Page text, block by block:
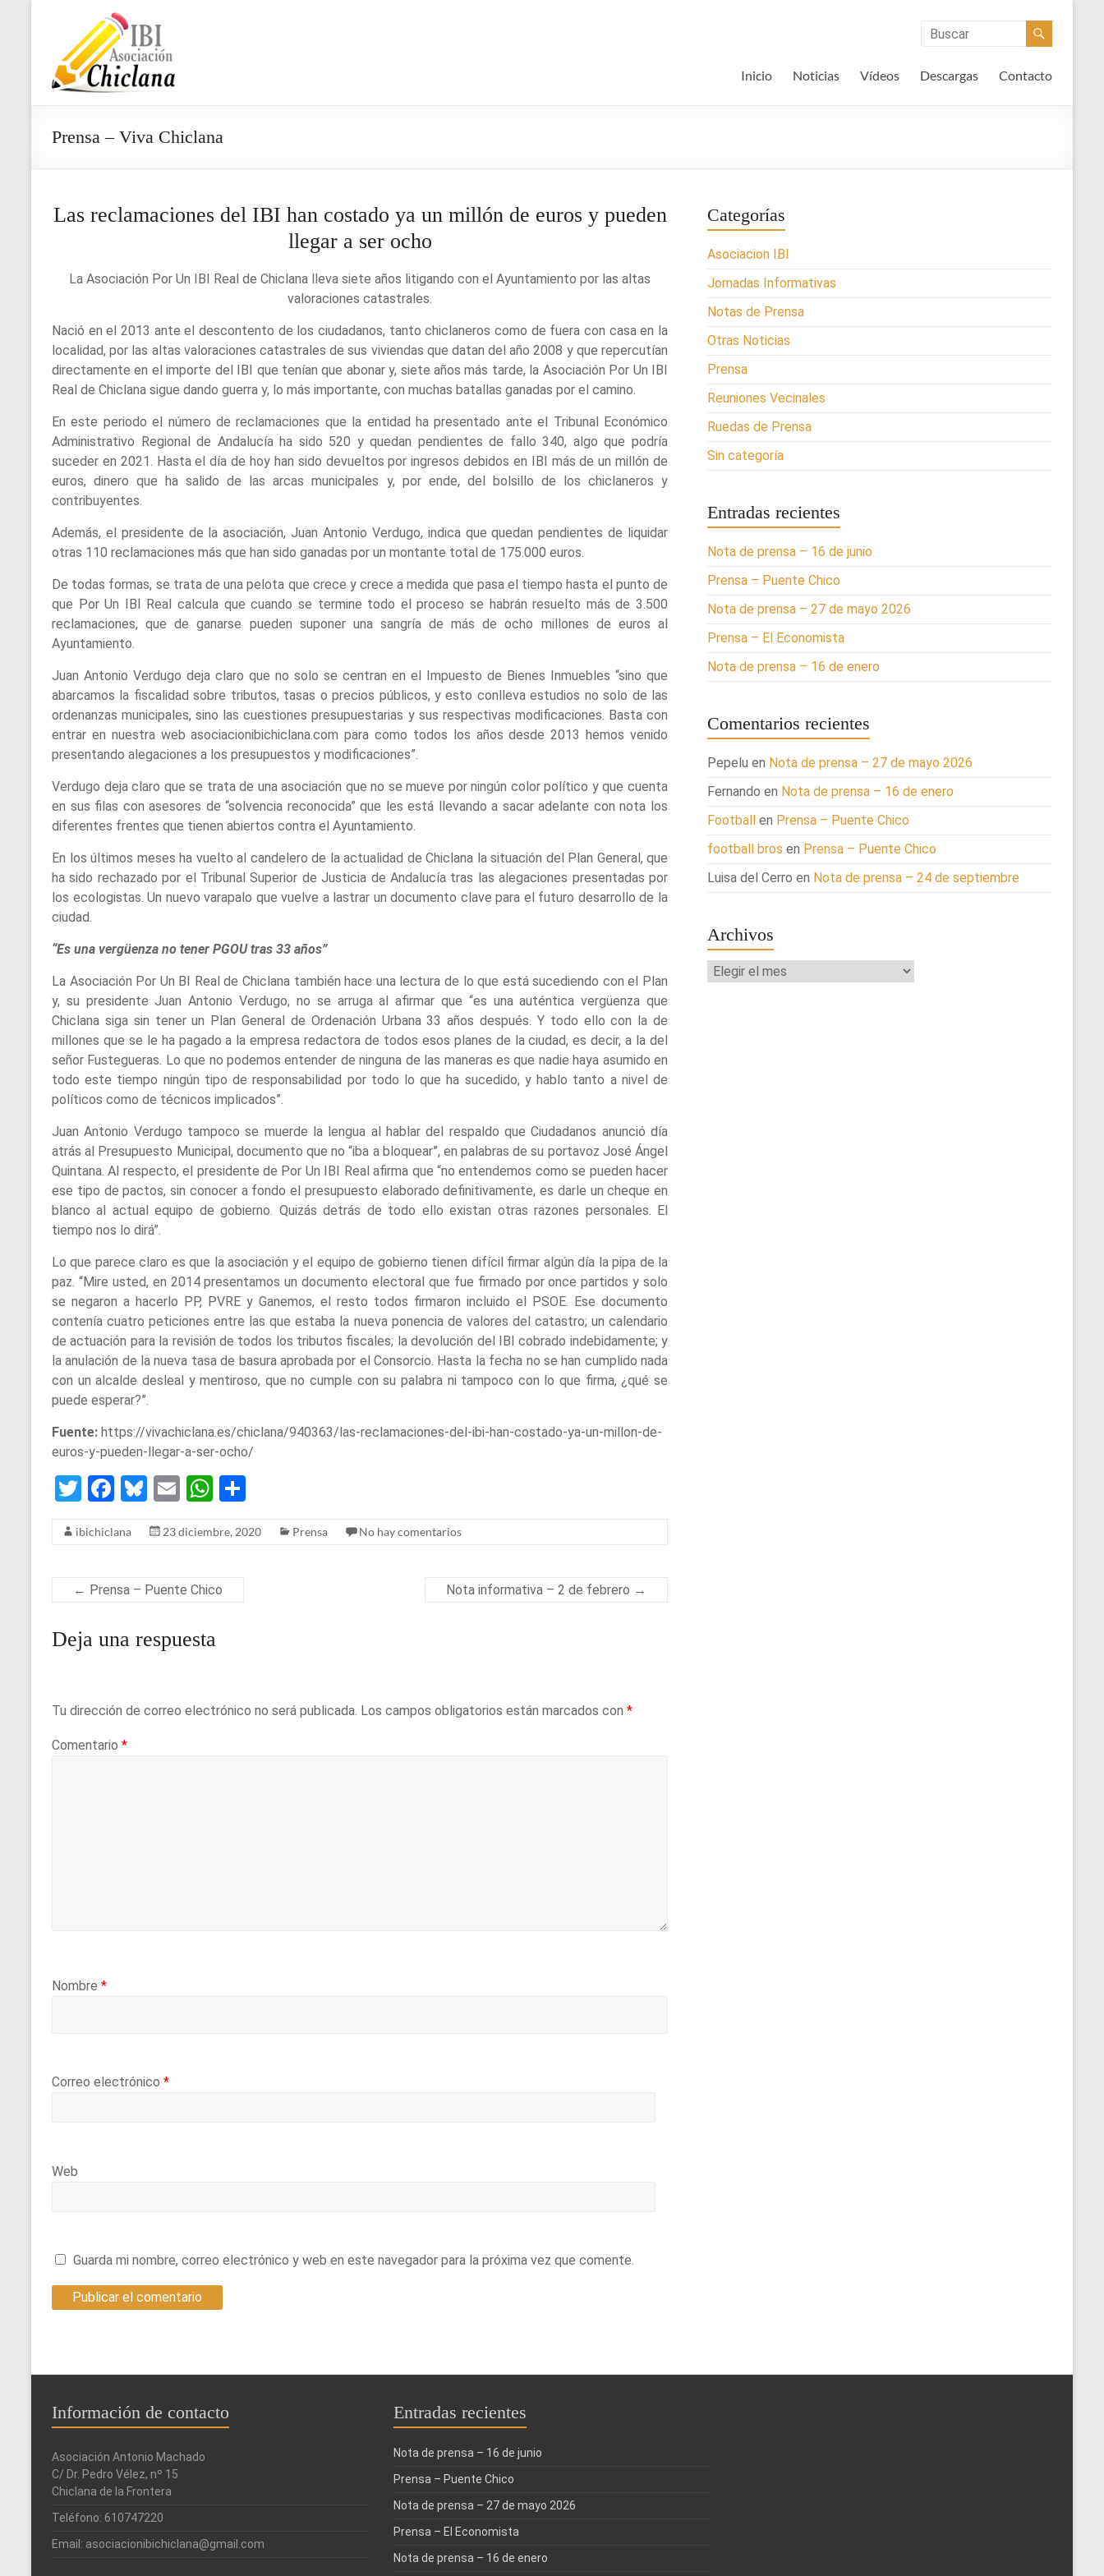
contenidoAsociación
IBI
Chiclana
Inicio Noticias Vídeos Descargas Contacto
Prensa – Viva Chiclana
Las reclamaciones del IBI han costado ya un millón de euros y pueden
llegar a ser ocho
La Asociación Por Un IBI Real de Chiclana lleva siete años litigando con el Ayuntamiento por las altas
valoraciones catastrales.
Nació en el 2013 ante el descontento de los ciudadanos, tanto chiclaneros como de fuera con casa en la
localidad, por las altas valoraciones catastrales de sus viviendas que datan del año 2008 y que repercutían
directamente en el importe del IBI que tenían que abonar y, siete años más tarde, la Asociación Por Un IBI
Real de Chiclana sigue dando guerra y, lo más importante, con muchas batallas ganadas por el camino.
En este periodo el número de reclamaciones que la entidad ha presentado ante el Tribunal Económico
Administrativo Regional de Andalucía ha sido 520 y quedan pendientes de fallo 340, algo que podría
suceder en 2021. Hasta el día de hoy han sido devueltos por ingresos debidos en IBI más de un millón de
euros, dinero que ha salido de las arcas municipales y, por ende, del bolsillo de los chiclaneros y
contribuyentes.
Además, el presidente de la asociación, Juan Antonio Verdugo, indica que quedan pendientes de liquidar
otras 110 reclamaciones más que han sido ganadas por un montante total de 175.000 euros.
De todas formas, se trata de una pelota que crece y crece a medida que pasa el tiempo hasta el punto de
que Por Un IBI Real calcula que cuando se termine todo el proceso se habrán resuelto más de 3.500
reclamaciones, que de ganarse pueden suponer una sangría de más de ocho millones de euros al
Ayuntamiento.
Juan Antonio Verdugo deja claro que no solo se centran en el Impuesto de Bienes Inmuebles “sino que
abarcamos la fiscalidad sobre tributos, tasas o precios públicos, y esto conlleva estudios no solo de las
ordenanzas municipales, sino las cuestiones presupuestarias y sus respectivas modificaciones. Basta con
entrar en nuestra web asociacionibichiclana.com para como todos los años desde 2013 hemos venido
presentando alegaciones a los presupuestos y modificaciones”.
Verdugo deja claro que se trata de una asociación que no se mueve por ningún color político y que cuenta
en sus filas con asesores de “solvencia reconocida” que les está llevando a sacar adelante con nota los
diferentes frentes que tienen abiertos contra el Ayuntamiento.
En los últimos meses ha vuelto al candelero de la actualidad de Chiclana la situación del Plan General, que
ha sido rechazado por el Tribunal Superior de Justicia de Andalucía tras las alegaciones presentadas por
los ecologistas. Un nuevo varapalo que vuelve a lastrar un documento clave para el futuro desarrollo de la
ciudad.
“Es una vergüenza no tener PGOU tras 33 años”
La Asociación Por Un BI Real de Chiclana también hace una lectura de lo que está sucediendo con el Plan
y, su presidente Juan Antonio Verdugo, no se arruga al afirmar que “es una auténtica vergüenza que
Chiclana siga sin tener un Plan General de Ordenación Urbana 33 años después. Y todo ello con la de
millones que se le ha pagado a la empresa redactora de todos esos planes de la ciudad, es decir, a la del
señor Fustegueras. Lo que no podemos entender de ninguna de las maneras es que nadie haya asumido en
todo este tiempo ningún tipo de responsabilidad por todo lo que ha sucedido, y hablo tanto a nivel de
políticos como de técnicos implicados”.
Juan Antonio Verdugo tampoco se muerde la lengua al hablar del respaldo que Ciudadanos anunció día
atrás al Presupuesto Municipal, documento que no “iba a bloquear”, en palabras de su portavoz José Ángel
Quintana. Al respecto, el presidente de Por Un IBI Real afirma que “no entendemos como se pueden hacer
ese tipo de pactos, sin conocer a fondo el presupuesto elaborado definitivamente, es darle un cheque en
blanco al actual equipo de gobierno. Quizás detrás de todo ello existan otras razones personales. El
tiempo nos lo dirá”.
Lo que parece claro es que la asociación y el equipo de gobierno tienen difícil firmar algún día la pipa de la
paz. “Mire usted, en 2014 presentamos un documento electoral que fue firmado por once partidos y solo
se negaron a hacerlo PP, PVRE y Ganemos, el resto todos firmaron incluido el PSOE. Ese documento
contenía cuatro peticiones entre las que estaba la nueva ponencia de valores del catastro; un calendario
de actuación para la revisión de todos los tributos fiscales; la devolución del IBI cobrado indebidamente; y
la anulación de la nueva tasa de basura aprobada por el Consorcio. Hasta la fecha no se han cumplido nada
con un alcalde desleal y mentiroso, que no cumple con su palabra ni tampoco con lo que firma, ¿qué se
puede esperar?”.
Fuente: https://vivachiclana.es/chiclana/940363/las-reclamaciones-del-ibi-han-costado-ya-un-millon-de-
euros-y-pueden-llegar-a-ser-ocho/
T
tt
F
ce
o
k
Bl
es
E
ail
W
at
A
p
ar
ibichiclana 23 diciembre, 2020 Prensa No hay comentarios
← Prensa – Puente Chico Nota informativa – 2 de febrero →
Deja una respuesta
Tu dirección de correo electrónico no será publicada. Los campos obligatorios están marcados con *
Comentario *
Nombre *
Correo electrónico *
Web
Guarda mi nombre, correo electrónico y web en este navegador para la próxima vez que comente.
Categorías
Asociacion IBI
Jornadas Informativas
Notas de Prensa
Otras Noticias
Prensa
Reuniones Vecinales
Ruedas de Prensa
Sin categoría
Entradas recientes
Nota de prensa – 16 de junio
Prensa – Puente Chico
Nota de prensa – 27 de mayo 2026
Prensa – El Economista
Nota de prensa – 16 de enero
Comentarios recientes
Pepelu en Nota de prensa – 27 de mayo 2026
Fernando en Nota de prensa – 16 de enero
Football en Prensa – Puente Chico
football bros en Prensa – Puente Chico
Luisa del Cerro en Nota de prensa – 24 de septiembre
Archivos
Archivos
Información de contacto
Asociación Antonio Machado
C/ Dr. Pedro Vélez, nº 15
Chiclana de la Frontera
Teléfono: 610747220
Email: asociacionibichiclana@gmail.com
Entradas recientes
Nota de prensa – 16 de junio
Prensa – Puente Chico
Nota de prensa – 27 de mayo 2026
Prensa – El Economista
Nota de prensa – 16 de enero